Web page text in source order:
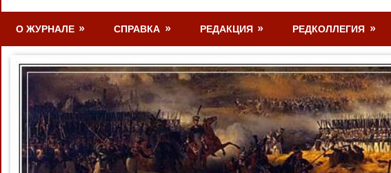
О ЖУРНАЛЕ СПРАВКА РЕДАКЦИЯ РЕДКОЛЛЕГИЯ